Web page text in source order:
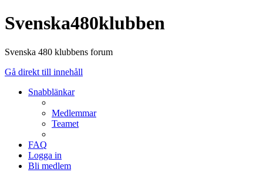
Svenska480klubben
Svenska 480 klubbens forum
Gå direkt till innehåll
Snabblänkar
Medlemmar
Teamet
FAQ
Logga in
Bli medlem